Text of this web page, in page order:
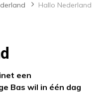
Hallo Nederland
een
Bas wil in één dag